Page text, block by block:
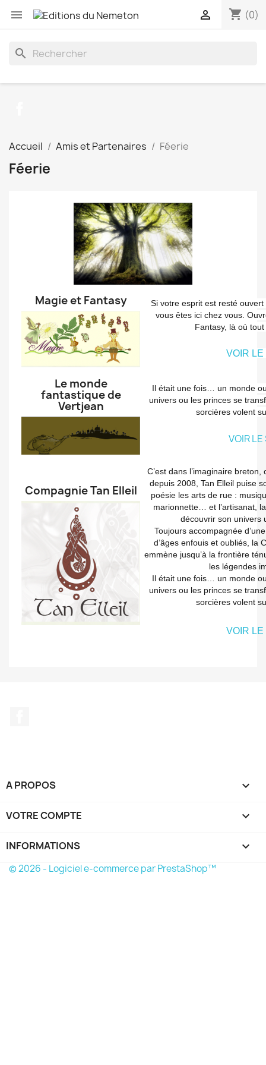
 shopping_cart (0)

search
Accueil Amis et Partenaires Féerie
Féerie
Magie et Fantasy
Si votre esprit est resté
vous êtes ici chez vous.
Fantasy, là où
VOIR LE
Le monde
fantastique de
Vertjean
Il était une fois… un monde
univers ou les princes se
sorcières volent
VOIR LE
Compagnie Tan Elleil
C’est dans l’imaginaire
depuis 2008, Tan Elleil puise
poésie les arts de rue :
marionnette… et l’artisanat,
découvrir son univers
Toujours accompagnée
d’âges enfouis et oubliés, la
emmène jusqu’à la frontière
les légendes
Il était une fois… un monde
univers ou les princes se
sorcières volent
VOIR LE
A PROPOS 
VOTRE COMPTE 
INFORMATIONS keyboard_arrow_down
© 2026 - Logiciel e-commerce par PrestaShop™